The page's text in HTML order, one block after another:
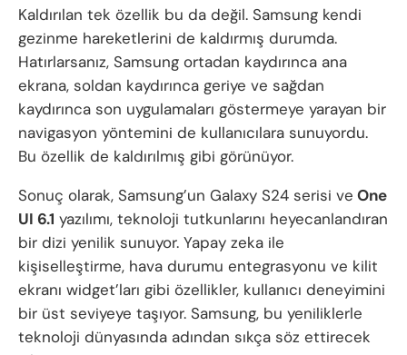
Kaldırılan tek özellik bu da değil. Samsung kendi
gezinme hareketlerini de kaldırmış durumda.
Hatırlarsanız, Samsung ortadan kaydırınca ana
ekrana, soldan kaydırınca geriye ve sağdan
kaydırınca son uygulamaları göstermeye yarayan bir
navigasyon yöntemini de kullanıcılara sunuyordu.
Bu özellik de kaldırılmış gibi görünüyor.
Sonuç olarak, Samsung’un Galaxy S24 serisi ve One
UI 6.1 yazılımı, teknoloji tutkunlarını heyecanlandıran
bir dizi yenilik sunuyor. Yapay zeka ile
kişiselleştirme, hava durumu entegrasyonu ve kilit
ekranı widget’ları gibi özellikler, kullanıcı deneyimini
bir üst seviyeye taşıyor. Samsung, bu yeniliklerle
teknoloji dünyasında adından sıkça söz ettirecek